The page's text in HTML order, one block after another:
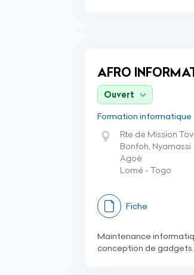
AFRO
Ouvert
Formation informatique
Rte de Mission
Bonfoh, Nyamassi
Agoè
Lomé - Togo
Fiche
Maintenance
conception de gadgets.